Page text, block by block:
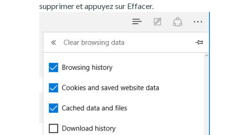
supprimer et appuyez sur Effacer.